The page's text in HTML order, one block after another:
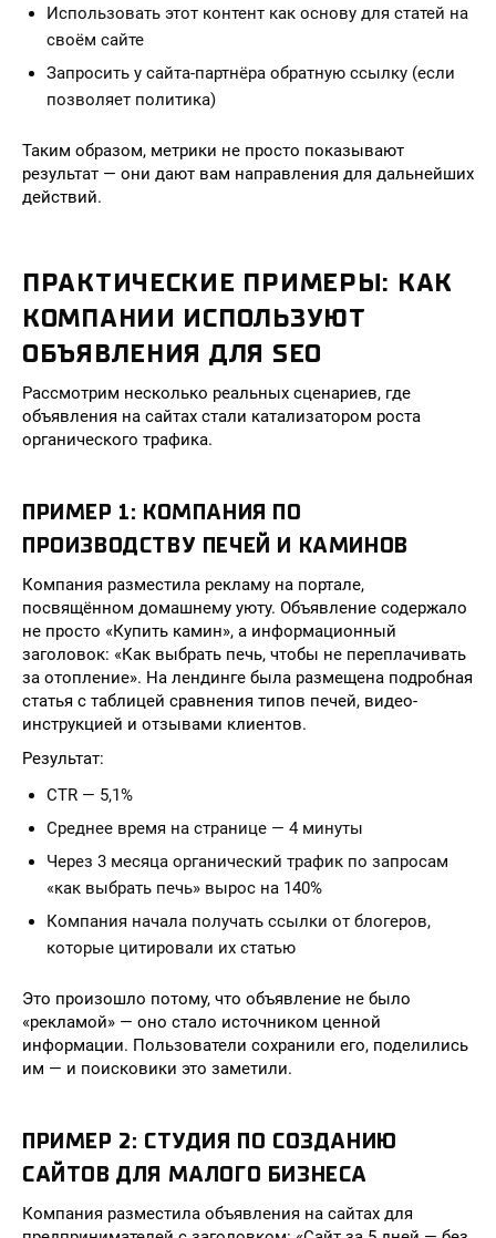
Использовать этот контент как основу для статей на
своём сайте
Запросить у сайта-партнёра обратную ссылку (если
позволяет политика)
Таким образом, метрики не просто показывают
результат — они дают вам направления для дальнейших
действий.
ПРАКТИЧЕСКИЕ ПРИМЕРЫ: КАК
КОМПАНИИ ИСПОЛЬЗУЮТ
ОБЪЯВЛЕНИЯ ДЛЯ SEO
Рассмотрим несколько реальных сценариев, где
объявления на сайтах стали катализатором роста
органического трафика.
ПРИМЕР 1: КОМПАНИЯ ПО
ПРОИЗВОДСТВУ ПЕЧЕЙ И КАМИНОВ
Компания разместила рекламу на портале,
посвящённом домашнему уюту. Объявление содержало
не просто «Купить камин», а информационный
заголовок: «Как выбрать печь, чтобы не переплачивать
за отопление». На лендинге была размещена подробная
статья с таблицей сравнения типов печей, видео-
инструкцией и отзывами клиентов.
Результат:
CTR — 5,1%
Среднее время на странице — 4 минуты
Через 3 месяца органический трафик по запросам
«как выбрать печь» вырос на 140%
Компания начала получать ссылки от блогеров,
которые цитировали их статью
Это произошло потому, что объявление не было
«рекламой» — оно стало источником ценной
информации. Пользователи сохранили его, поделились
им — и поисковики это заметили.
ПРИМЕР 2: СТУДИЯ ПО СОЗДАНИЮ
САЙТОВ ДЛЯ МАЛОГО БИЗНЕСА
Компания разместила объявления на сайтах для